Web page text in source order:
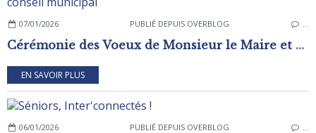
07/01/2026 PUBLIÉ DEPUIS OVERBLOG …
Cérémonie des Voeux de Monsieur le Maire et de son conseil municipal
EN SAVOIR PLUS
06/01/2026 PUBLIÉ DEPUIS OVERBLOG …